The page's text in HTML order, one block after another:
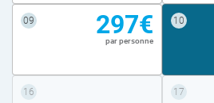
09 297€
par personne
10
16 17